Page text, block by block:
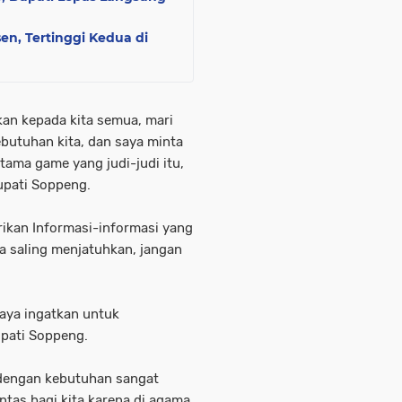
Tertinggi Kedua di
kepada kita semua, mari
kita, dan saya minta
game yang judi-judi itu,
Soppeng.
Informasi-informasi yang
saling menjatuhkan, jangan
ingatkan untuk
Soppeng.
kebutuhan sangat